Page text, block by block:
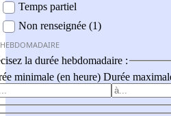
Temps partiel
Non renseignée (1)
la durée hebdomadaire :
minimale (en heure) Durée